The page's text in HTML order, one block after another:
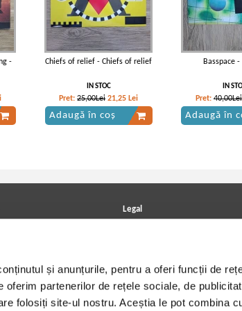
și anunțurile, pentru a oferi funcții de
oferim partenerilor de rețele sociale, de
folosiți site-ul nostru. Aceștia le pot combina
-
Chiefs of relief - Chiefs of relief
IN STOC
Pret:25,00Lei 21,25 Lei
Adaugă în coș
Basspace
IN
Pret: 40,00Lei
Adaugă în
Legal
Utilizare cookie-uri